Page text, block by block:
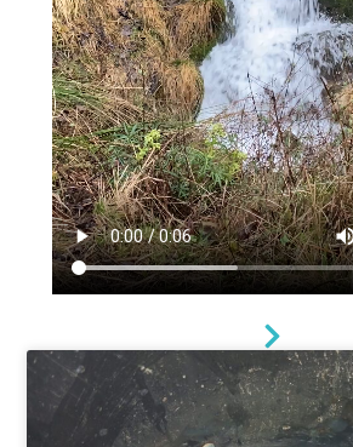
RESTONS TOUTEFOIS
SUR NOS USAGES
L'EAU DEMEURE UN
PRECIEUX EN
CLIMAT